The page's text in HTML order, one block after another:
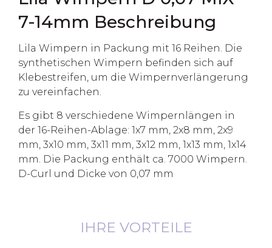
7-14mm Beschreibung
Lila Wimpern in Packung mit 16 Reihen. Die
synthetischen Wimpern befinden sich auf
Klebestreifen, um die Wimpernverlängerung
zu vereinfachen.
Es gibt 8 verschiedene Wimpernlängen in
der 16-Reihen-Ablage: 1x7 mm, 2x8 mm, 2x9
mm, 3x10 mm, 3x11 mm, 3x12 mm, 1x13 mm, 1x14
mm. Die Packung enthält ca. 7000 Wimpern.
D-Curl und Dicke von 0,07 mm
IHRE VORTEILE